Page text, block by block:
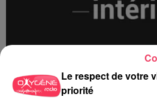
Le respect de votre
priorité